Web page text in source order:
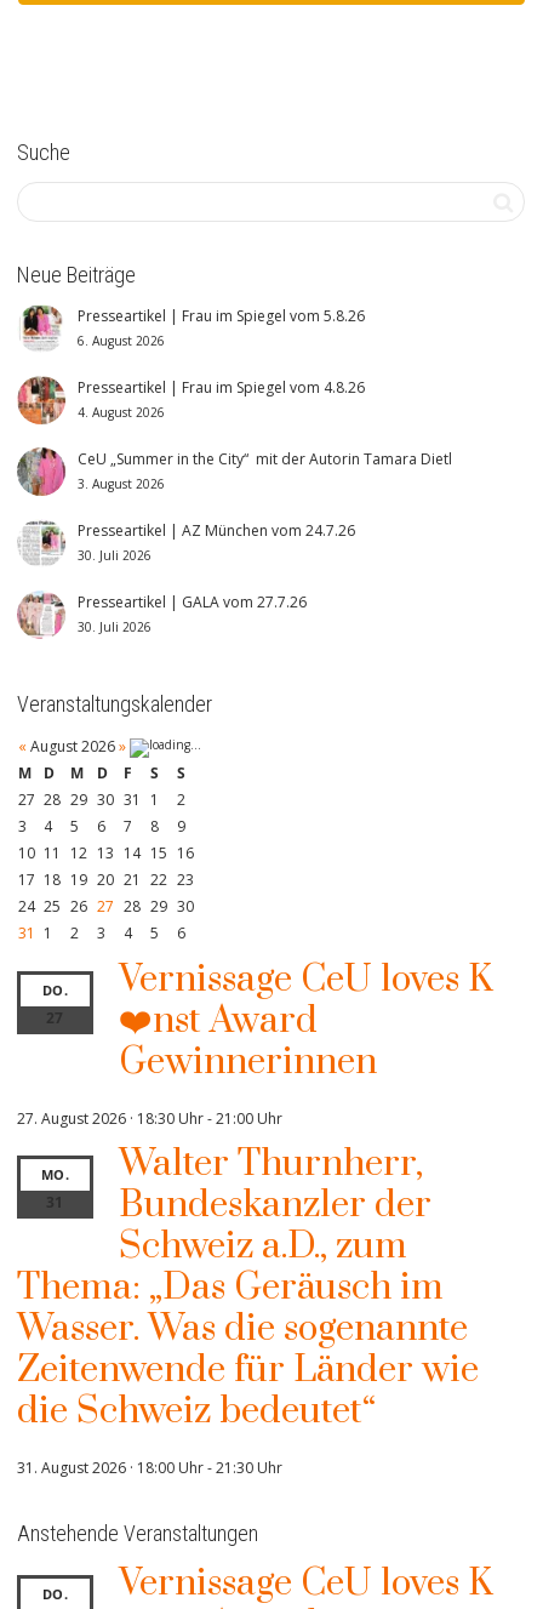
Suche
Neue Beiträge
Presseartikel | Frau im Spiegel vom 5.8.26
6. August 2026
Presseartikel | Frau im Spiegel vom 4.8.26
4. August 2026
CeU „Summer in the City“ mit der Autorin Tamara Dietl
3. August 2026
Presseartikel | AZ München vom 24.7.26
30. Juli 2026
Presseartikel | GALA vom 27.7.26
30. Juli 2026
Veranstaltungskalender
« August 2026»
M
D M D F S
S
27 28 29 30 31 1
2
3
4 5 6 7 8
9
10 11 12 13 14 15 16
17 18 19 20 21 22 23
24 25 26 27 28 29 30
31
1 2 3 4 5 6
DO.
27
Vernissage CeU loves K
❤️nst Award
Gewinnerinnen
27. August 2026 · 18:30 Uhr-21:00 Uhr
MO.
31
Walter Thurnherr,
Bundeskanzler der
Schweiz a.D., zum
Thema: „Das Geräusch im
Wasser. Was die sogenannte
Zeitenwende für Länder wie
die Schweiz bedeutet“
31. August 2026 · 18:00 Uhr-21:30 Uhr
Anstehende Veranstaltungen
DO.
Vernissage CeU loves K